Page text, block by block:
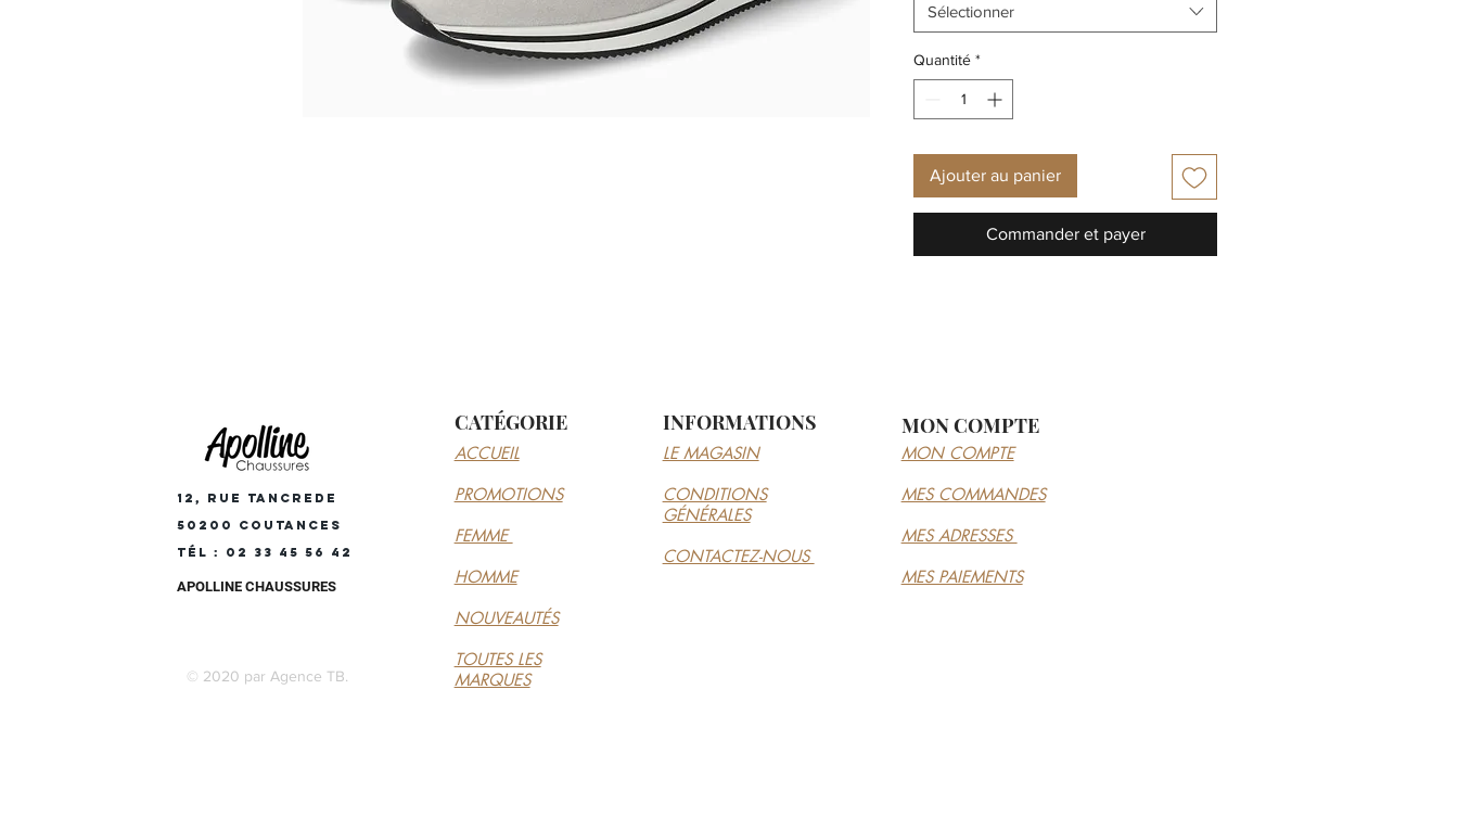
Sélectionner
Quantité *
Ajouter au panier
Commander et payer
© 2020 par Agence TB.
12, RUE TANCREDE
50200 COUTANCES
Tél : 02 33 45 56 42
APOLLINE CHAUSSURES
CATÉGORIE INFORMATIONS MON COMPTE
ACCUEIL
PROMOTIONS
FEMME
HOMME
NOUVEAUTÉS
TOUTES LES
MARQUES
LE MAGASIN
CONDITIONS
GÉNÉRALES
CONTACTEZ-NOUS
MON COMPTE
MES COMMANDES
MES ADRESSES
MES PAIEMENTS